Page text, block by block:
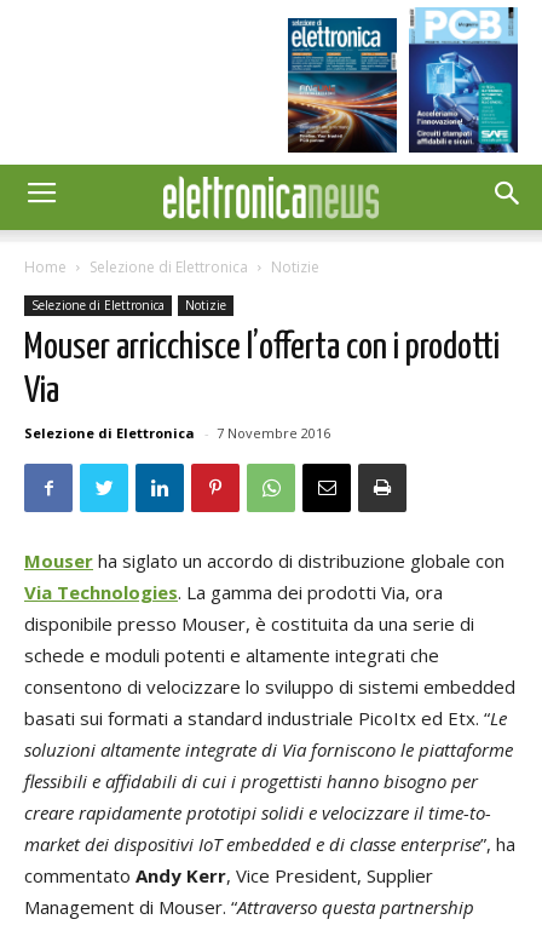
Home Selezione di Elettronica Notizie
Selezione di Elettronica Notizie
Mouser arricchisce l’offerta con i prodotti
Via
Selezione di Elettronica - 7 Novembre 2016
Mouser ha siglato un accordo di distribuzione globale con
Via Technologies. La gamma dei prodotti Via, ora
disponibile presso Mouser, è costituita da una serie di
schede e moduli potenti e altamente integrati che
consentono di velocizzare lo sviluppo di sistemi embedded
basati sui formati a standard industriale PicoItx ed Etx. “Le
soluzioni altamente integrate di Via forniscono le piattaforme
flessibili e affidabili di cui i progettisti hanno bisogno per
creare rapidamente prototipi solidi e velocizzare il time-to-
market dei dispositivi IoT embedded e di classe enterprise”, ha
commentato Andy Kerr, Vice President, Supplier
Management di Mouser. “Attraverso questa partnership